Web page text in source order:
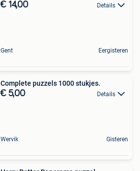
€ 14,00 Details
Gent Eergisteren
Complete puzzels 1000 stukjes.
€ 5,00 Details
Wervik Gisteren